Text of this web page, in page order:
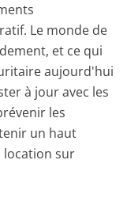
Le monde de
et ce qui
aujourd'hui
à jour avec les
les
un haut
location sur